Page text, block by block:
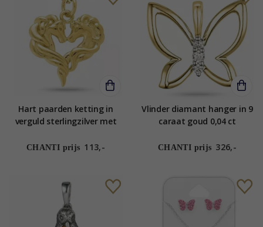
Hart paarden ketting in
verguld sterlingzilver met
sterlingzilver
CHANTI prijs 113,-
Vlinder diamant hanger in 9
caraat goud 0,04 ct
CHANTI prijs 326,-